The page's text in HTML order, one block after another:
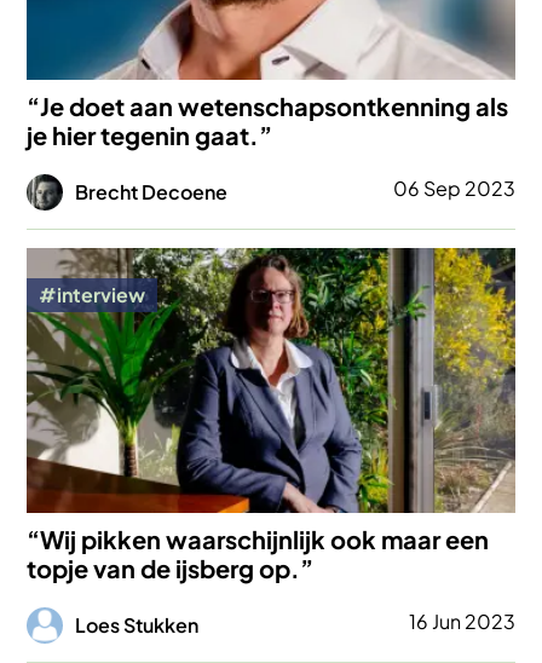
“Je doet aan wetenschapsontkenning als
je hier tegenin gaat.”
Afbeelding
Brecht Decoene 06 Sep 2023
Afbeelding
interview
“Wij pikken waarschijnlijk ook maar een
topje van de ijsberg op.”
Afbeelding
Loes Stukken 16 Jun 2023